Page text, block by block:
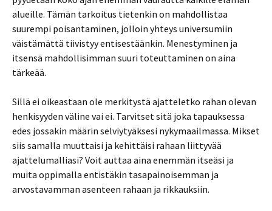
alueille. Tämän tarkoitus tietenkin on mahdollistaa
suurempi poisantaminen, jolloin yhteys universumiin
väistämättä tiivistyy entisestäänkin. Menestyminen ja
itsensä mahdollisimman suuri toteuttaminen on aina
tärkeää.
Sillä ei oikeastaan ole merkitystä ajatteletko rahan olevan
henkisyyden väline vai ei. Tarvitset sitä joka tapauksessa
edes jossakin määrin selviytyäksesi nykymaailmassa. Mikset
siis samalla muuttaisi ja kehittäisi rahaan liittyvää
ajattelumalliasi? Voit auttaa aina enemmän itseäsi ja
muita oppimalla entistäkin tasapainoisemman ja
arvostavamman asenteen rahaan ja rikkauksiin.